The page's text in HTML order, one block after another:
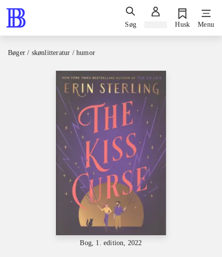
Søg Husk Menu
Bøger / skønlitteratur / humor
Bog, 1. edition, 2022